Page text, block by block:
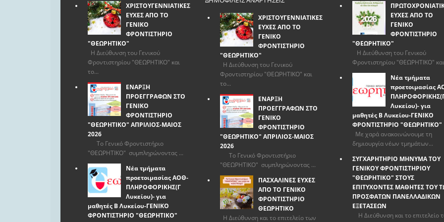
ΧΡΙΣΤΟΥΓΕΝΝΙΑΤΙΚΕΣ
ΕΥΧΕΣ ΑΠΟ ΤΟ
ΓΕΝΙΚΟ
ΦΡΟΝΤΙΣΤΗΡΙΟ
"ΘΕΩΡΗΤΙΚΟ"
Η Διεύθυνση του Γενικού
Φροντιστηρίου "ΘΕΩΡΗΤΙΚΟ" και
το...
ΕΝΑΡΞΗ
ΠΡΟΕΓΓΡΑΦΩΝ ΣΤΟ
ΓΕΝΙΚΟ
ΦΡΟΝΤΙΣΤΗΡΙΟ
"ΘΕΩΡΗΤΙΚΟ" ΑΠΡΙΛΙΟΣ-ΜΑΙΟΣ
2026
Το Γενικό Φροντιστήριο
"ΘΕΩΡΗΤΙΚΟ" συμπληρώνοντας ...
Νέα τμήματα
προετοιμασίας ΑΟΘ-
ΠΛΗΡΟΦΟΡΙΚΗΣ(Γ
Λυκείου)- για
μαθητές Β Λυκείου-ΓΕΝΙΚΟ
ΦΡΟΝΤΙΣΤΗΡΙΟ "ΘΕΩΡΗΤΙΚΟ"
ΧΡΙΣΤΟΥΓΕΝΝΙΑΤΙΚΕΣ
ΕΥΧΕΣ ΑΠΟ ΤΟ
ΓΕΝΙΚΟ
ΦΡΟΝΤΙΣΤΗΡΙΟ
"ΘΕΩΡΗΤΙΚΟ"
Η Διεύθυνση του Γενικού
Φροντιστηρίου "ΘΕΩΡΗΤΙΚΟ" και
το...
ΕΝΑΡΞΗ
ΠΡΟΕΓΓΡΑΦΩΝ ΣΤΟ
ΓΕΝΙΚΟ
ΦΡΟΝΤΙΣΤΗΡΙΟ
"ΘΕΩΡΗΤΙΚΟ" ΑΠΡΙΛΙΟΣ-ΜΑΙΟΣ
2026
Το Γενικό Φροντιστήριο
"ΘΕΩΡΗΤΙΚΟ" συμπληρώνοντας ...
ΠΑΣΧΑΛΙΝΕΣ ΕΥΧΕΣ
ΑΠΟ ΤΟ ΓΕΝΙΚΟ
ΦΡΟΝΤΙΣΤΗΡΙΟ
ΘΕΩΡΗΤΙΚΟ
Η Διεύθυνση και το επιτελείο των
ΕΥΧΕΣ ΑΠΟ ΤΟ
ΓΕΝΙΚΟ
ΦΡΟΝΤΙΣΤΗΡΙΟ
"ΘΕΩΡΗΤΙΚΟ"
Η Διεύθυνση του Γενικού
Φροντιστηρίου "ΘΕΩΡΗΤΙΚΟ"
Νέα τμήματα
προετοιμασίας
Λυκείου)- για
μαθητές Β Λυκείου-ΓΕΝΙΚΟ
ΦΡΟΝΤΙΣΤΗΡΙΟ "ΘΕΩΡΗΤΙΚΟ"
Με χαρά ανακοινώνουμε τη
δημιουργία νέων τμημάτων...
ΣΥΓΧΑΡΗΤΗΡΙΟ ΜΗΝΥΜΑ ΤΟΥ
ΓΕΝΙΚΟΥ ΦΡΟΝΤΙΣΤΗΡΙΟΥ
"ΘΕΩΡΗΤΙΚΟ" ΣΤΟΥΣ
ΕΠΙΤΥΧΟΝΤΕΣ ΜΑΘΗΤΕΣ ΤΟΥ
ΠΡΟΣΦΑΤΩΝ ΠΑΝΕΛΛΑΔΙΚΩΝ
ΕΞΕΤΑΣΕΩΝ
Η Διεύθυνση και το επιτελείο